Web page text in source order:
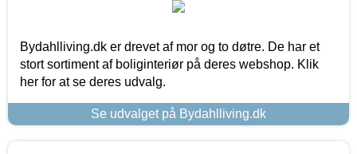
Bydahlliving.dk er drevet af mor og to døtre. De har et
stort sortiment af boliginteriør på deres webshop. Klik
her for at se deres udvalg.
Se udvalget på Bydahlliving.dk